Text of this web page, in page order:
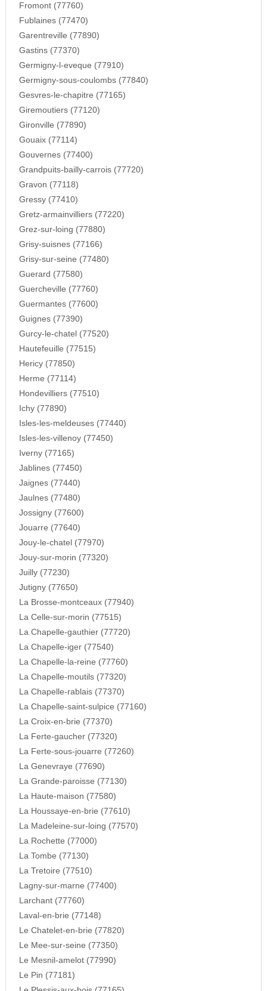
Fromont (77760)
Fublaines (77470)
Garentreville (77890)
Gastins (77370)
Germigny-l-eveque (77910)
Germigny-sous-coulombs (77840)
Gesvres-le-chapitre (77165)
Giremoutiers (77120)
Gironville (77890)
Gouaix (77114)
Gouvernes (77400)
Grandpuits-bailly-carrois (77720)
Gravon (77118)
Gressy (77410)
Gretz-armainvilliers (77220)
Grez-sur-loing (77880)
Grisy-suisnes (77166)
Grisy-sur-seine (77480)
Guerard (77580)
Guercheville (77760)
Guermantes (77600)
Guignes (77390)
Gurcy-le-chatel (77520)
Hautefeuille (77515)
Hericy (77850)
Herme (77114)
Hondevilliers (77510)
Ichy (77890)
Isles-les-meldeuses (77440)
Isles-les-villenoy (77450)
Iverny (77165)
Jablines (77450)
Jaignes (77440)
Jaulnes (77480)
Jossigny (77600)
Jouarre (77640)
Jouy-le-chatel (77970)
Jouy-sur-morin (77320)
Juilly (77230)
Jutigny (77650)
La Brosse-montceaux (77940)
La Celle-sur-morin (77515)
La Chapelle-gauthier (77720)
La Chapelle-iger (77540)
La Chapelle-la-reine (77760)
La Chapelle-moutils (77320)
La Chapelle-rablais (77370)
La Chapelle-saint-sulpice (77160)
La Croix-en-brie (77370)
La Ferte-gaucher (77320)
La Ferte-sous-jouarre (77260)
La Genevraye (77690)
La Grande-paroisse (77130)
La Haute-maison (77580)
La Houssaye-en-brie (77610)
La Madeleine-sur-loing (77570)
La Rochette (77000)
La Tombe (77130)
La Tretoire (77510)
Lagny-sur-marne (77400)
Larchant (77760)
Laval-en-brie (77148)
Le Chatelet-en-brie (77820)
Le Mee-sur-seine (77350)
Le Mesnil-amelot (77990)
Le Pin (77181)